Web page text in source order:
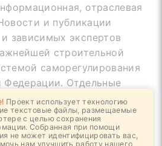
отраслевая
и публикации
зависимых экспертов
строительной
саморегулирования
Федерации. Отдельные
содержать информацию,
для пользователей
до 18 лет
Проект использует технологию
текстовые файлы, размещаемые
с целью сохранения
Собранная при помощи
не может идентифицировать вас,
нам улучшить работу нашего